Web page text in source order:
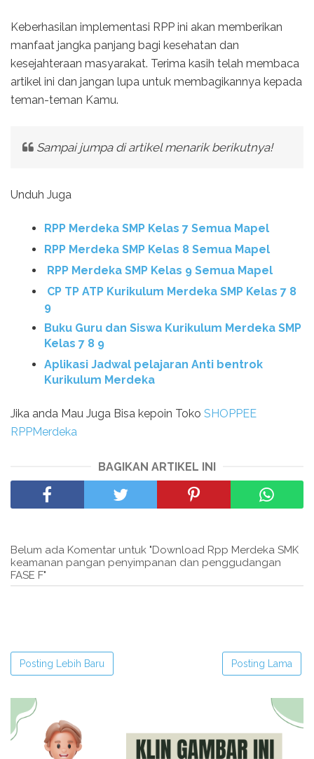
Keberhasilan implementasi RPP ini akan memberikan
manfaat jangka panjang bagi kesehatan dan
kesejahteraan masyarakat. Terima kasih telah membaca
artikel ini dan jangan lupa untuk membagikannya kepada
teman-teman Kamu.
Sampai jumpa di artikel menarik berikutnya!
Unduh Juga
RPP Merdeka SMP Kelas 7 Semua Mapel
RPP Merdeka SMP Kelas 8 Semua Mapel
RPP Merdeka SMP Kelas 9 Semua Mapel
CP TP ATP Kurikulum Merdeka SMP Kelas 7 8
9
Buku Guru dan Siswa Kurikulum Merdeka SMP
Kelas 7 8 9
Aplikasi Jadwal pelajaran Anti bentrok
Kurikulum Merdeka
Jika anda Mau Juga Bisa kepoin Toko SHOPPEE
RPPMerdeka
BAGIKAN ARTIKEL INI
Belum ada Komentar untuk "Download Rpp Merdeka SMK
keamanan pangan penyimpanan dan penggudangan
FASE F"
Posting Lebih Baru Posting Lama